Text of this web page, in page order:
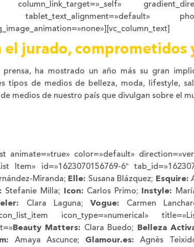
column_link_target=»_self»
tablet_text_alignment=»default»
jurado, comprometidos
ha mostrado un año más su gran
tipos de medios de belleza, moda, lifestyle,
medios de nuestro país que divulgan sobre el
animate=»true» color=»default»
Item» id=»1623070156769-6″
Miranda; Elle: Susana Blázquez; Esquire:
Stefanie Milla; Icon: Carlos Primo; Instyle:
Clara Laguna; Vogue: Carmen
icon_type=»numerical»
Beauty Matters: Clara Buedo; Belleza
Amaya Ascunce; Glamour.es: Agnès